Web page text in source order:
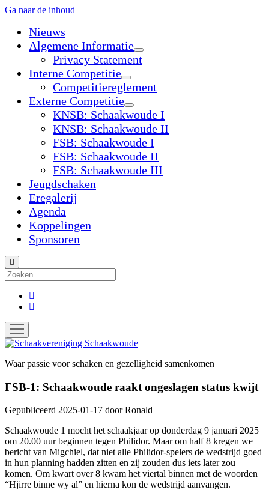
Ga naar de inhoud
Nieuws
Algemene Informatie
open
dropdown
Privacy Statement
Interne Competitie
open
dropdown
Competitiereglement
Externe Competitie
open
dropdown
menu
KNSB: Schaakwoude I
KNSB: Schaakwoude II
FSB: Schaakwoude I
FSB: Schaakwoude II
FSB: Schaakwoude III
Jeugdschaken
Eregalerij
Agenda
Koppelingen
Sponsoren
Zoek
open
menu
Schaakvereniging
Waar passie voor schaken en gezelligheid samenkomen
FSB-1: Schaakwoude raakt ongeslagen status kwijt
Gepubliceerd 2025-01-17 doorRonald
Schaakwoude 1 mocht het schaakjaar op donderdag 9 januari 2025
om 20.00 uur beginnen tegen Philidor. Maar om half 8 kregen we
bericht van Migchiel, dat niet alle Philidor-spelers de wedstrijd goed
in hun planning hadden zitten en zij zouden dus iets later zou
komen. Om kwart over 8 kwam het viertal binnen met de woorden
“Hjirre binne wy al” en hierna kon de wedstrijd aanvangen.